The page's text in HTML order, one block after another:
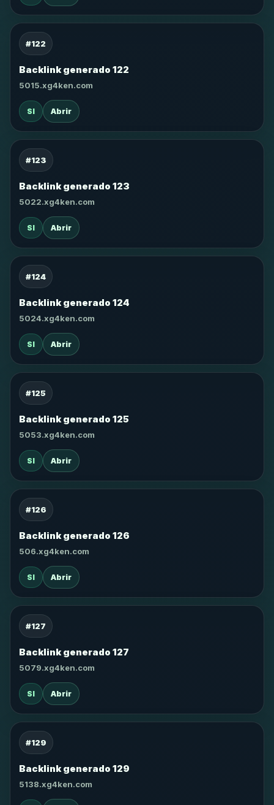
#122
Backlink generado 122
5015.xg4ken.com
SI Abrir
#123
Backlink generado 123
5022.xg4ken.com
SI Abrir
#124
Backlink generado 124
5024.xg4ken.com
SI Abrir
#125
Backlink generado 125
5053.xg4ken.com
SI Abrir
#126
Backlink generado 126
506.xg4ken.com
SI Abrir
#127
Backlink generado 127
5079.xg4ken.com
SI Abrir
#129
Backlink generado 129
5138.xg4ken.com